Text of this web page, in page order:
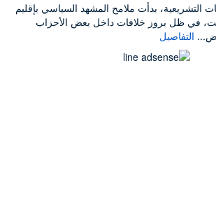
التشريعية، بدأت ملامح المشهد السياسي بإقليم
في ظل بروز خلافات داخل بعض الأحزاب
التفاصيل